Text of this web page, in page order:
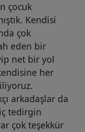
çocuk
Kendisi
çok
eden bir
net bir yol
her
arkadaşlar da
tedirgin
çok teşekkür